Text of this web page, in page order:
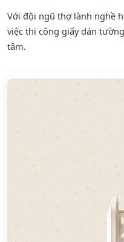
Với đội ngũ thợ lành nghề
việc thi công giấy dán
tâm.